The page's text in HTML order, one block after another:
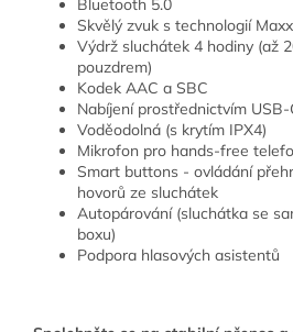
Bluetooth 5.0
Skvělý zvuk s technologií
Výdrž sluchátek 4 hodiny (až
pouzdrem)
Kodek AAC a SBC
Nabíjení prostřednictvím USB-
Voděodolná (s krytím IPX4)
Mikrofon pro hands-free
Smart buttons - ovládání
hovorů ze sluchátek
Autopárování (sluchátka se
boxu)
Podpora hlasových asistentů